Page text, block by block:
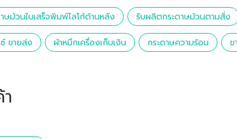
ษม้วนใบเสร็จพิมพ์โลโก้ด้านหลัง รับผลิตกระดาษม้วนตามสั่ง
ขายส่ง ผ้าหมึกเครื่องเก็บเงิน กระดาษความร้อน ข